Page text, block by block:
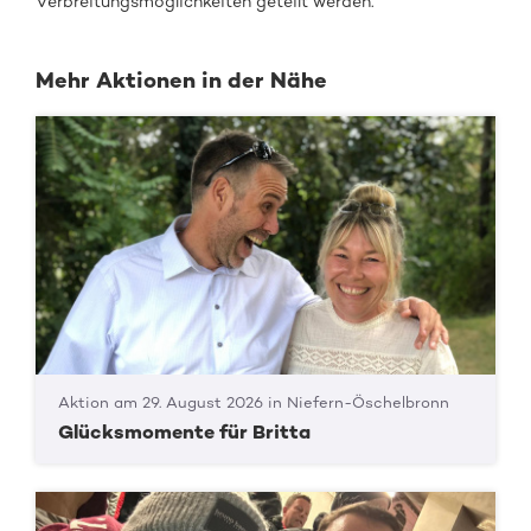
Mehr Aktionen in der Nähe
Aktion am 29. August 2026 in Niefern-Öschelbronn
Glücksmomente für Britta